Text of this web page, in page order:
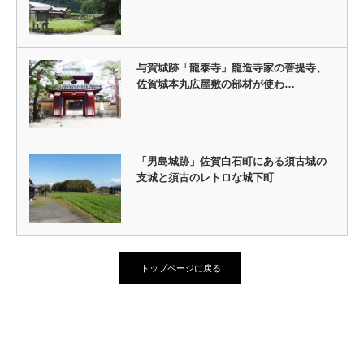
与賀城跡「龍泰寺」龍造寺家の菩提寺、
佐賀城本丸広屋敷の部材が使わ…
「男島城跡」佐賀白石町にある須古城の
支城と須古のレトロな城下町
トップページに戻る